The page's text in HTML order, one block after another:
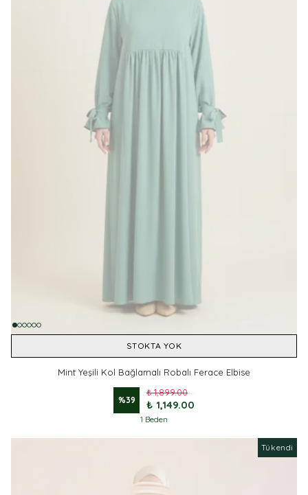
STOKTA YOK
Mint Yeşili Kol Bağlamalı Robalı Ferace Elbise
%39
₺ 1,899.00
₺ 1,149.00
1 Beden
Tükendi